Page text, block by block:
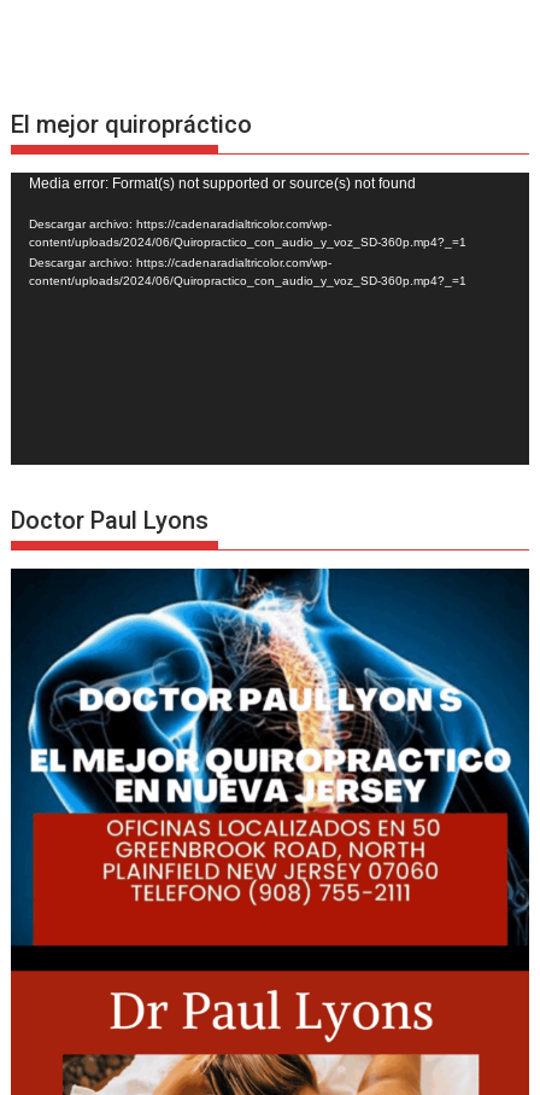
El mejor quiropráctico
Reproductor
de
vídeo
Media error: Format(s) not supported or source(s) not found
Descargar archivo: https://cadenaradialtricolor.com/wp-
content/uploads/2024/06/Quiropractico_con_audio_y_voz_SD-360p.mp4?_=1
Descargar archivo: https://cadenaradialtricolor.com/wp-
content/uploads/2024/06/Quiropractico_con_audio_y_voz_SD-360p.mp4?_=1
Doctor Paul Lyons